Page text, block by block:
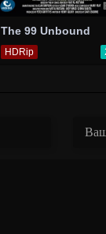
The 99 Unbound
HDRip